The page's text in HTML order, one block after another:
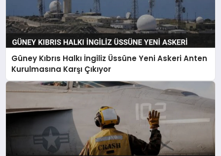
Güney Kıbrıs Halkı İngiliz Üssüne Yeni Askeri Anten
Kurulmasına Karşı Çıkıyor